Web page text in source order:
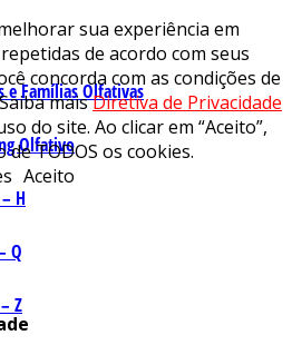
e Famílias Olfativas
Olfativo
H
Q
Z
sua experiência em
de acordo com seus
concorda com as condições de
maisDiretiva de Privacidade
do site. Ao clicar em “Aceito”,
TODOS os cookies.
Aceito